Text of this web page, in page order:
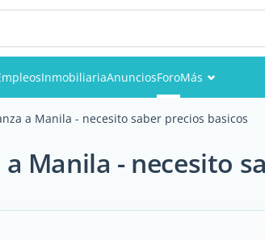
InmobiliariaAnunciosForoMás
Eventos
Miembros
a Manila - necesito saber precios basicos
Manila - necesito